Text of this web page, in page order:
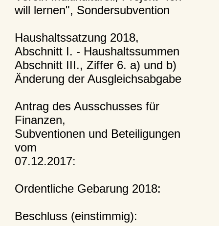
will lernen", Sondersubvention
Haushaltssatzung 2018,
Abschnitt I. - Haushaltssummen
Abschnitt III., Ziffer 6. a) und b)
Änderung der Ausgleichsabgabe
Antrag des Ausschusses für
Finanzen,
Subventionen und Beteiligungen
vom
07.12.2017:
Ordentliche Gebarung 2018:
Beschluss (einstimmig):